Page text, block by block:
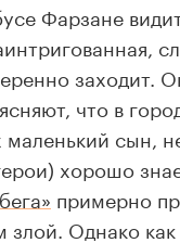
Фарзане
заходит.
что в
сын,
хорошо
примерно
Однако как